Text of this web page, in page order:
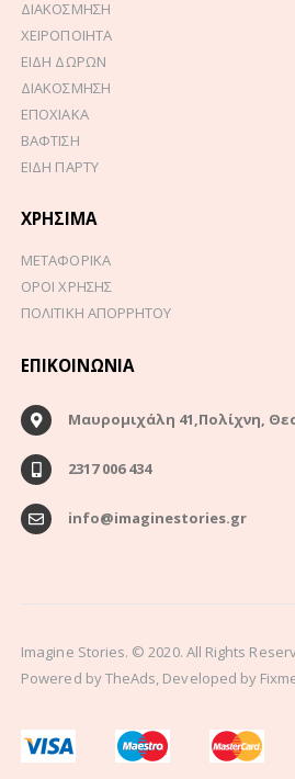
ΔΙΑΚΟΣΜΗΣΗ
ΧΕΙΡΟΠΟΙΗΤΑ
ΕΙΔΗ ΔΩΡΩΝ
ΔΙΑΚΟΣΜΗΣΗ
ΕΠΟΧΙΑΚΑ
ΒΑΦΤΙΣΗ
ΕΙΔΗ ΠΑΡΤΥ
ΧΡΉΣΙΜΑ
ΜΕΤΑΦΟΡΙΚΑ
ΟΡΟΙ ΧΡΗΣΗΣ
ΠΟΛΙΤΙΚΗ ΑΠΟΡΡΗΤΟΥ
ΕΠΙΚΟΙΝΩΝΊΑ
Μαυρομιχάλη 41,Πολίχνη,
2317 006 434
info@imaginestories.gr
Imagine Stories. © 2020. All Rights
Powered byTheAds, Developed by